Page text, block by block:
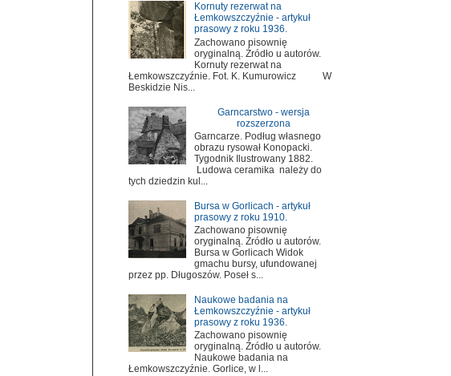
Kornuty rezerwat na
Łemkowszczyźnie - artykuł
prasowy z roku 1936.
Zachowano pisownię
oryginalną. Źródło u autorów.
Kornuty rezerwat na
Łemkowszczyźnie. Fot. K. Kumurowicz W
Beskidzie Nis...
Garncarstwo - wersja
rozszerzona
Garncarze. Podług własnego
obrazu rysował Konopacki.
Tygodnik Ilustrowany 1882.
Ludowa ceramika należy do
tych dziedzin kul...
Bursa w Gorlicach - artykuł
prasowy z roku 1910.
Zachowano pisownię
oryginalną. Źródło u autorów.
Bursa w Gorlicach Widok
gmachu bursy, ufundowanej
przez pp. Długoszów. Poseł s...
Naukowe badania na
Łemkowszczyźnie - artykuł
prasowy z roku 1936.
Zachowano pisownię
oryginalną. Źródło u autorów.
Naukowe badania na
Łemkowszczyźnie. Gorlice, w l...